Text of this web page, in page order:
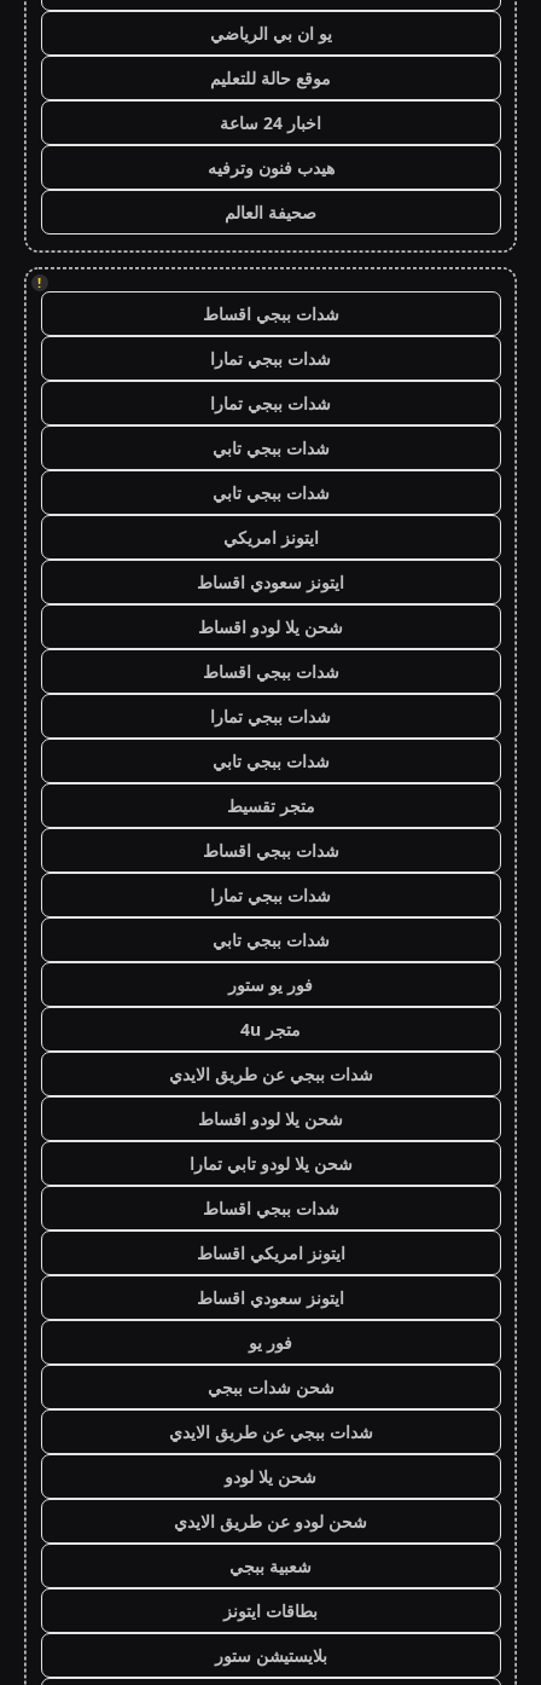
يو ان بي الرياضي
موقع حالة للتعليم
اخبار 24 ساعة
هيدب فنون وترفيه
صحيفة العالم
!
شدات ببجي اقساط
شدات ببجي تمارا
شدات ببجي تمارا
شدات ببجي تابي
شدات ببجي تابي
ايتونز امريكي
ايتونز سعودي اقساط
شحن يلا لودو اقساط
شدات ببجي اقساط
شدات ببجي تمارا
شدات ببجي تابي
متجر تقسيط
شدات ببجي اقساط
شدات ببجي تمارا
شدات ببجي تابي
فور يو ستور
متجر 4u
شدات ببجي عن طريق الايدي
شحن يلا لودو اقساط
شحن يلا لودو تابي تمارا
شدات ببجي اقساط
ايتونز امريكي اقساط
ايتونز سعودي اقساط
فور يو
شحن شدات ببجي
شدات ببجي عن طريق الايدي
شحن يلا لودو
شحن لودو عن طريق الايدي
شعبية ببجي
بطاقات ايتونز
بلايستيشن ستور